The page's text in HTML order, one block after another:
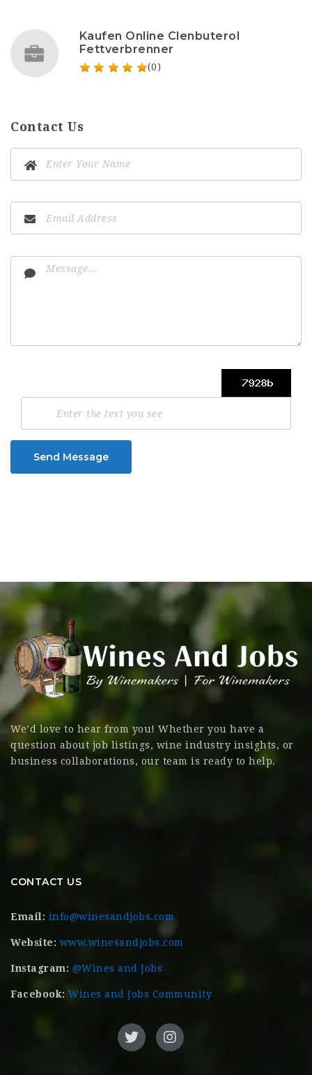
Kaufen Online Clenbuterol
Fettverbrenner
(0)
Contact Us
Send Message
We’d love to hear from you! Whether you have a
question about job listings, wine industry insights, or
business collaborations, our team is ready to help.
CONTACT US
Email: info@winesandjobs.com
Website: www.winesandjobs.com
Instagram: @Wines and Jobs
Facebook: Wines and Jobs Community